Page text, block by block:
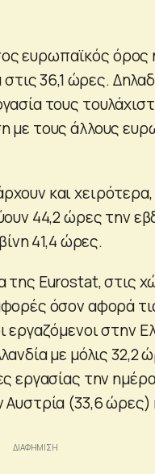
ευρωπαϊκός
36,1 ώρες.
τους
με τους άλλους
και
44,2 ώρες την
41,4 ώρες.
Eurostat, στις
όσον αφορά
στην
με μόλις 32,2
την
(33,6 ώρες)